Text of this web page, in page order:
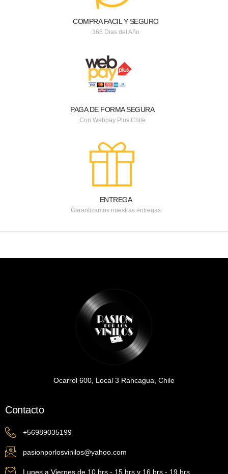
COMPRA FACIL Y SEGURO
365 Dias del Año
PAGA DE FORMA SEGURA
Con Webpay Plus Chile
ENTREGA
Garantizamos nuestras entregas
Ocarrol 600, Local 3 Rancagua, Chile
Contacto
+56989035199
pasionporlosvinilos@yahoo.com
Lunes a Viernes de 10 hrs - 15 hrs y 16 hrs - 19 hrs